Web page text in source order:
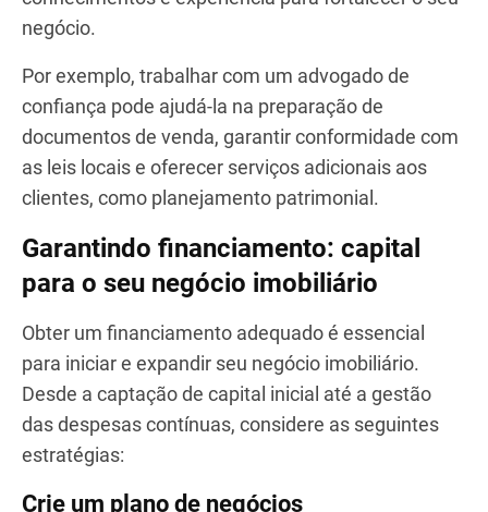
conexões significativas e impulsionar a
Colabore com profissionais locais
Estabeleça relacionamentos com profissionais
locais, como corretores de imóveis, advogados,
credores e empreiteiros. Essas conexões podem
gerar indicações, fornecer conselhos e criar
parcerias valiosas. Ao colaborar com especialistas
de diferentes áreas, você pode aproveitar seus
conhecimentos e experiência para fortalecer o seu
negócio.
Por exemplo, trabalhar com um advogado de
confiança pode ajudá-la na preparação de
documentos de venda, garantir conformidade com
as leis locais e oferecer serviços adicionais aos